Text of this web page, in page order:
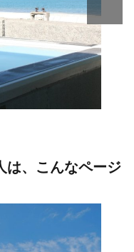
は、こんなページ